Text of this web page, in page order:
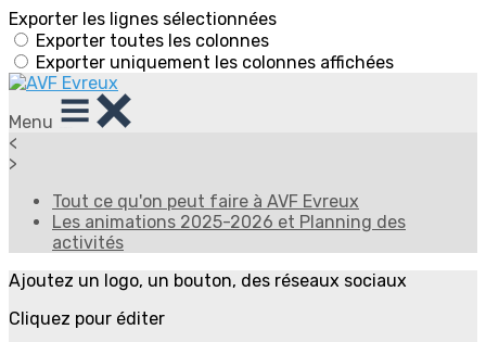
Exporter les lignes sélectionnées
Exporter toutes les colonnes
Exporter uniquement les colonnes affichées
Menu
<
>
Tout ce qu'on peut faire à AVF Evreux
Les animations 2025-2026 et Planning des
activités
Ajoutez un logo, un bouton, des réseaux sociaux
Cliquez pour éditer